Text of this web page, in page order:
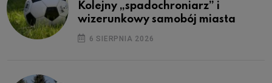
Kolejny „spadochroniarz” i
wizerunkowy samobój miasta
6 SIERPNIA 2026